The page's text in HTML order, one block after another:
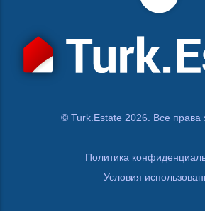
© Turk.Estate 2026. Все
Политика
Условия